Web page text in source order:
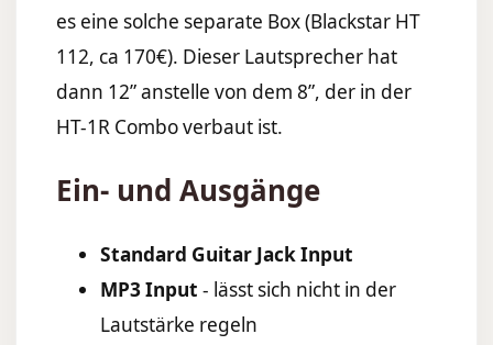
es eine solche separate Box (Blackstar HT
112, ca 170€). Dieser Lautsprecher hat
dann 12” anstelle von dem 8”, der in der
HT-1R Combo verbaut ist.
Ein- und Ausgänge
Standard Guitar Jack Input
MP3 Input - lässt sich nicht in der
Lautstärke regeln